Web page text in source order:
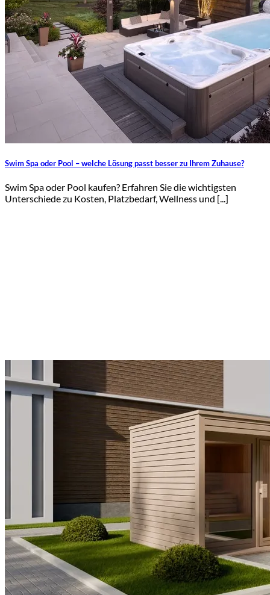
Swim Spa oder Pool – welche Lösung passt besser zu Ihrem Zuhause?
Swim Spa oder Pool kaufen? Erfahren Sie die wichtigsten
Unterschiede zu Kosten, Platzbedarf, Wellness und [...]